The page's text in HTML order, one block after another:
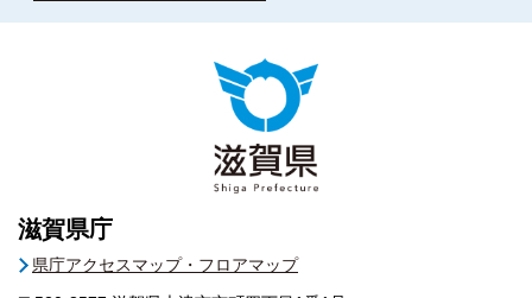
滋賀県庁
県庁アクセスマップ・フロアマップ